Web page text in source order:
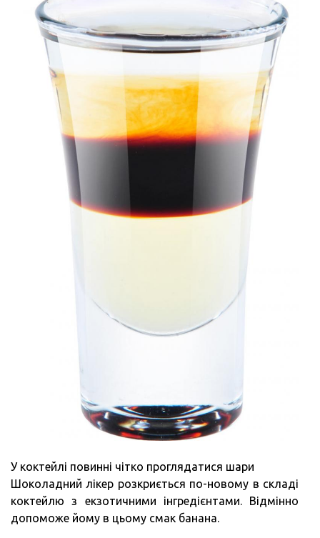
У коктейлі повинні чітко проглядатися шари
Шоколадний лікер розкриється по-новому в складі
коктейлю з екзотичними інгредієнтами. Відмінно
допоможе йому в цьому смак банана.